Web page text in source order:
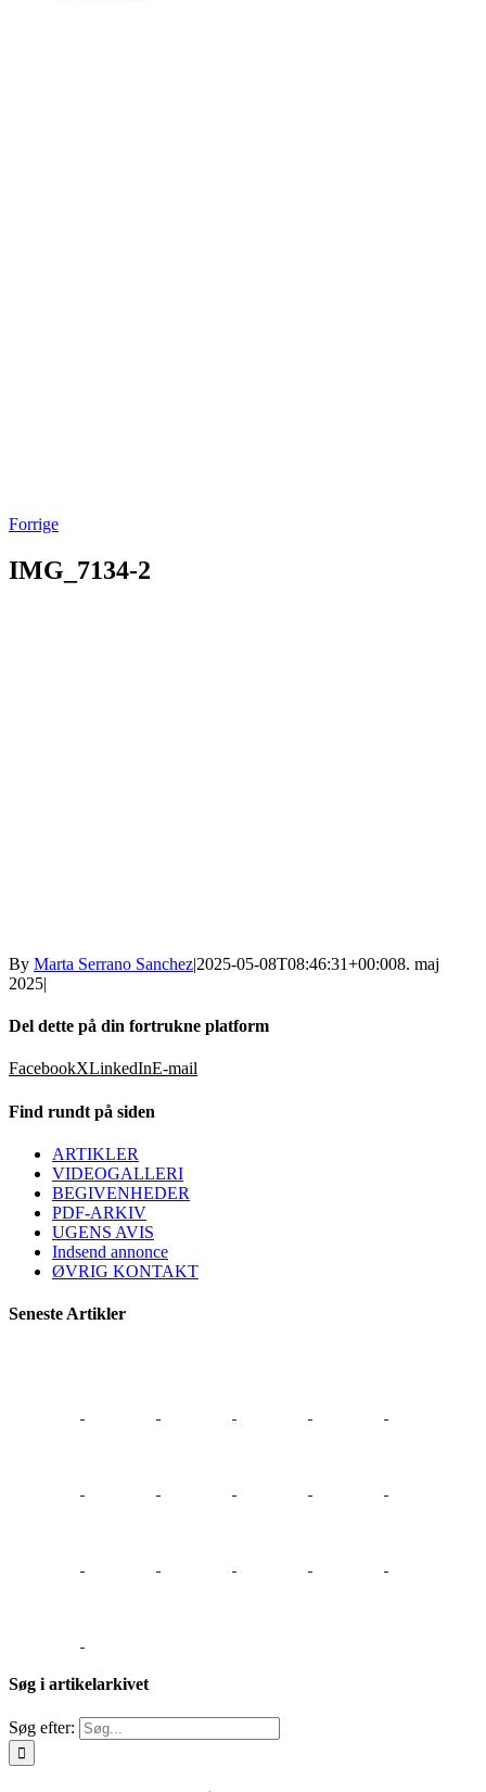
Forrige
IMG_7134-2
By Marta Serrano Sanchez|2025-05-08T08:46:31+00:008. maj
2025|
Del dette på din fortrukne platform
FacebookXLinkedInE-mail
Find rundt på siden
ARTIKLER
VIDEOGALLERI
BEGIVENHEDER
PDF-ARKIV
UGENS AVIS
Indsend annonce
ØVRIG KONTAKT
Seneste Artikler
Søg i artikelarkivet
Søg efter: